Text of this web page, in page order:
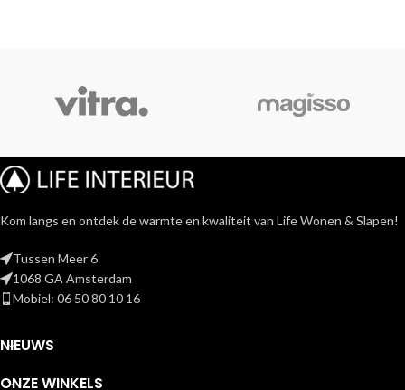
Kom langs en ontdek de warmte en kwaliteit van Life Wonen & Slapen!
Tussen Meer 6
1068 GA Amsterdam
Mobiel: 06 50 80 10 16
NIEUWS
ONZE WINKELS